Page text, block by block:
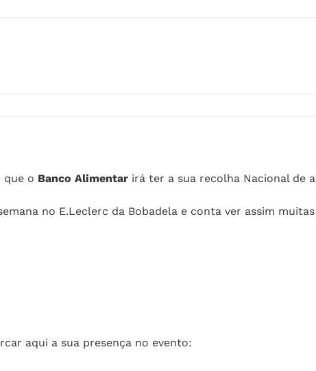
que o Banco Alimentar irá ter a sua recolha Nacional de
no E.Leclerc da Bobadela e conta ver assim
aqui a sua presença no evento: